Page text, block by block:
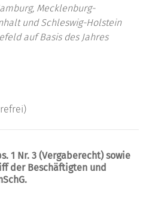
Mecklenburg-
und Schleswig-Holstein
auf Basis des Jahres
1 Nr. 3 (Vergaberecht) sowie
der Beschäftigten und